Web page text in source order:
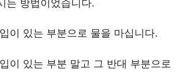
는 방법이었습니다.
이 있는 부분으로 물을 마십니다.
이 있는 부분 말고 그 반대 부분으로